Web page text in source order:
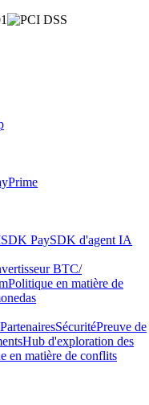
Prime
SDK PaySDK d'agent IA
BTC/
Politique en matière de
PartenairesSécuritéPreuve de
Hub d'exploration des
en matière de conflits